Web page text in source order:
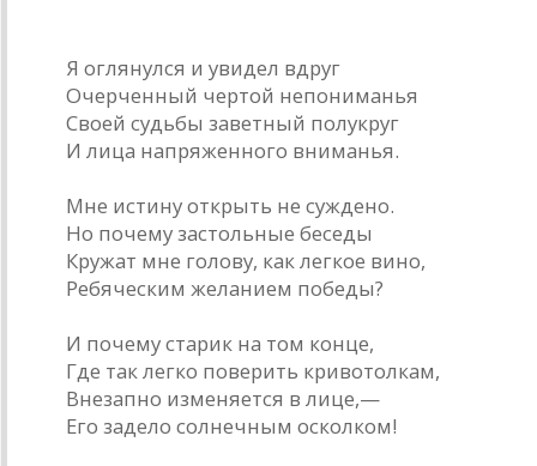
Я оглянулся и увидел вдруг
Очерченный чертой непониманья
Своей судьбы заветный полукруг
И лица напряженного вниманья.
Мне истину открыть не суждено.
Но почему застольные беседы
Кружат мне голову, как легкое вино,
Ребяческим желанием победы?
И почему старик на том конце,
Где так легко поверить кривотолкам,
Внезапно изменяется в лице,—
Его задело солнечным осколком!